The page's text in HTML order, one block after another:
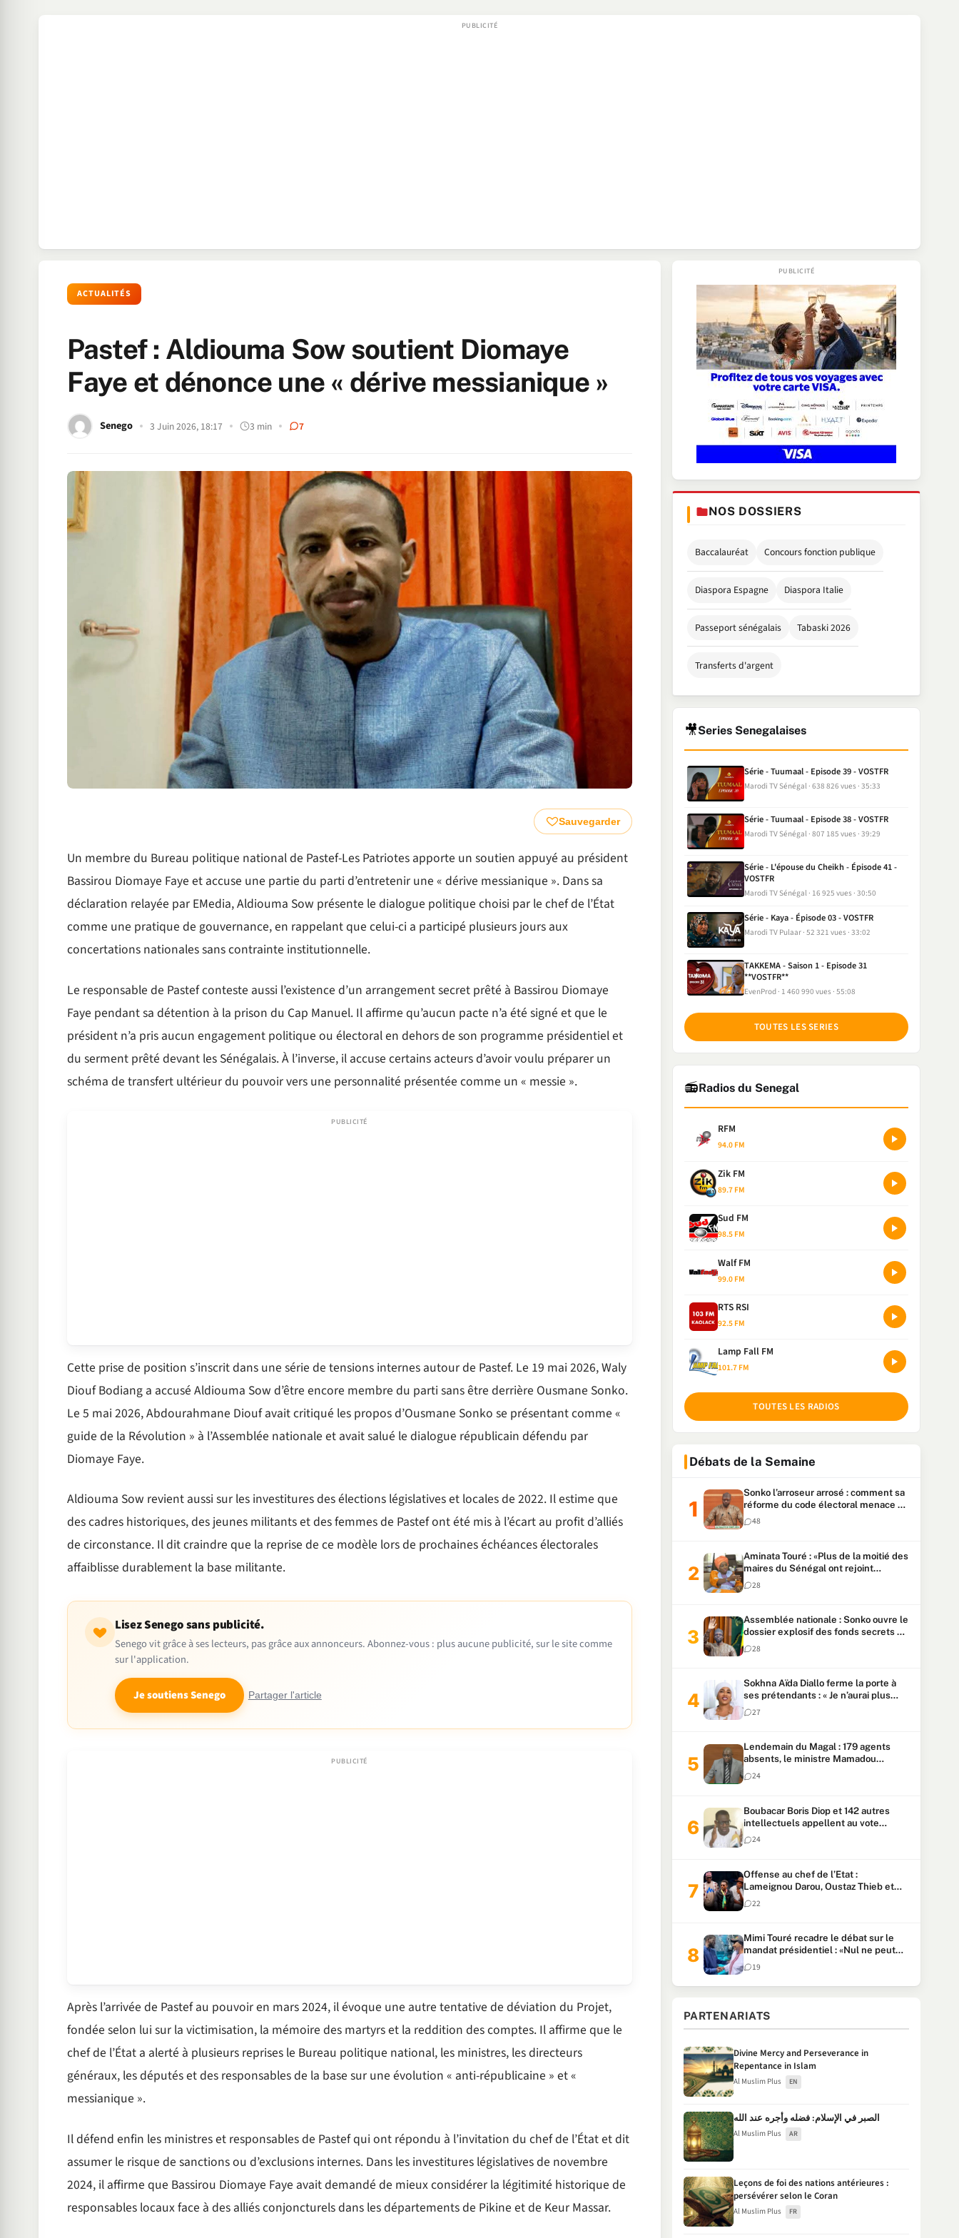
ACTUALITÉS
Pastef : Aldiouma Sow soutient Diomaye
Faye et dénonce une « dérive messianique »
Senego 3 Juin 2026, 18:17 3 min 7
Sauvegarder
Un membre du Bureau politique national de Pastef-Les Patriotes apporte un soutien appuyé au président
Bassirou Diomaye Faye et accuse une partie du parti d’entretenir une « dérive messianique ». Dans sa
déclaration relayée par EMedia, Aldiouma Sow présente le dialogue politique choisi par le chef de l’État
comme une pratique de gouvernance, en rappelant que celui-ci a participé plusieurs jours aux
concertations nationales sans contrainte institutionnelle.
Le responsable de Pastef conteste aussi l’existence d’un arrangement secret prêté à Bassirou Diomaye
Faye pendant sa détention à la prison du Cap Manuel. Il affirme qu’aucun pacte n’a été signé et que le
président n’a pris aucun engagement politique ou électoral en dehors de son programme présidentiel et
du serment prêté devant les Sénégalais. À l’inverse, il accuse certains acteurs d’avoir voulu préparer un
schéma de transfert ultérieur du pouvoir vers une personnalité présentée comme un « messie ».
Cette prise de position s’inscrit dans une série de tensions internes autour de Pastef. Le 19 mai 2026, Waly
Diouf Bodiang a accusé Aldiouma Sow d’être encore membre du parti sans être derrière Ousmane Sonko.
Le 5 mai 2026, Abdourahmane Diouf avait critiqué les propos d’Ousmane Sonko se présentant comme «
guide de la Révolution » à l’Assemblée nationale et avait salué le dialogue républicain défendu par
Diomaye Faye.
Aldiouma Sow revient aussi sur les investitures des élections législatives et locales de 2022. Il estime que
des cadres historiques, des jeunes militants et des femmes de Pastef ont été mis à l’écart au profit d’alliés
de circonstance. Il dit craindre que la reprise de ce modèle lors de prochaines échéances électorales
affaiblisse durablement la base militante.
Lisez Senego sans publicité.
Senego vit grâce à ses lecteurs, pas grâce aux annonceurs. Abonnez-vous : plus aucune publicité, sur le site comme
sur l'application.
Je soutiens Senego Partager l'article
Après l’arrivée de Pastef au pouvoir en mars 2024, il évoque une autre tentative de déviation du Projet,
fondée selon lui sur la victimisation, la mémoire des martyrs et la reddition des comptes. Il affirme que le
chef de l’État a alerté à plusieurs reprises le Bureau politique national, les ministres, les directeurs
généraux, les députés et des responsables de la base sur une évolution « anti-républicaine » et «
messianique ».
Il défend enfin les ministres et responsables de Pastef qui ont répondu à l’invitation du chef de l’État et dit
assumer le risque de sanctions ou d’exclusions internes. Dans les investitures législatives de novembre
2024, il affirme que Bassirou Diomaye Faye avait demandé de mieux considérer la légitimité historique de
responsables locaux face à des alliés conjoncturels dans les départements de Pikine et de Keur Massar.
NOS DOSSIERS
Baccalauréat Concours fonction publique
Diaspora Espagne Diaspora Italie
Passeport sénégalais Tabaski 2026
Transferts d'argent
🎥Series Senegalaises
Série - Tuumaal - Episode 39 - VOSTFR
Marodi TV Sénégal 638 826 vues 35:33
Série - Tuumaal - Episode 38 - VOSTFR
Marodi TV Sénégal 807 185 vues 39:29
Série - L'épouse du Cheikh - Épisode 41 -
VOSTFR
Marodi TV Sénégal 16 925 vues 30:50
Série - Kaya - Épisode 03 - VOSTFR
Marodi TV Pulaar 52 321 vues 33:02
TAKKEMA - Saison 1 - Episode 31
**VOSTFR**
EvenProd 1 460 990 vues 55:08
TOUTES LES SERIES
📻Radios du Senegal
RFM
94.0 FM
Zik FM
89.7 FM
Sud FM
98.5 FM
Walf FM
99.0 FM
RTS RSI
92.5 FM
Lamp Fall FM
101.7 FM
TOUTES LES RADIOS
Débats de la Semaine
Sonko l’arroseur arrosé : comment sa
réforme du code électoral menace sa
candidature
48
Aminata Touré : «Plus de la moitié des
maires du Sénégal ont rejoint
Kiiraay»
28
Assemblée nationale : Sonko ouvre le
dossier explosif des fonds secrets et
du patrimoine présidentiel
28
Sokhna Aïda Diallo ferme la porte à
ses prétendants : « Je n’aurai plus
jamais un autre mari »
27
Lendemain du Magal : 179 agents
absents, le ministre Mamadou
Lamine Dianté exige des explications
24
Boubacar Boris Diop et 142 autres
intellectuels appellent au vote
urgent de la révision
constitutionnelle
24
Offense au chef de l’Etat :
Lameignou Darou, Oustaz Thieb et
Ndiaye Touba lourdement
condamnés
22
Mimi Touré recadre le débat sur le
mandat présidentiel : «Nul ne peut
faire plus de deux mandats
consécutifs de 5 ans»
19
PARTENARIATS
Divine Mercy and Perseverance in
Repentance in Islam
Al Muslim Plus EN
الصبر في الإسلام: فضله وأجره عند الله
Al Muslim Plus AR
Leçons de foi des nations antérieures :
persévérer selon le Coran
Al Muslim Plus FR